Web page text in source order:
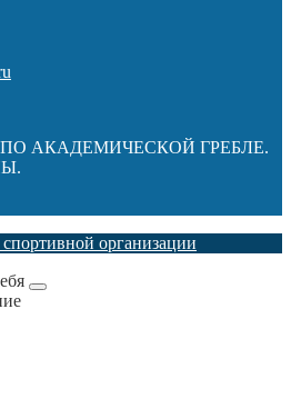
ПО АКАДЕМИЧЕСКОЙ ГРЕБЛЕ.
организации